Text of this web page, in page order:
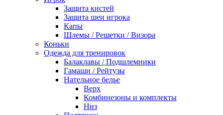
Защита кистей
Защита шеи игрока
Капы
Шлемы / Решетки / Визора
Коньки
Одежда для тренировок
Балаклавы / Подшлемники
Гамаши / Рейтузы
Нательное белье
Верх
Комбинезоны и комплекты
Низ